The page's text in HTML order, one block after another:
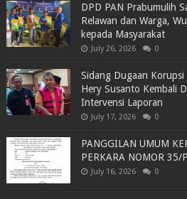
DPD PAN Prabumulih
Relawan dan Warga,
kepada Masyarakat
July 26, 2026 0
Sidang Dugaan
Hery Susanto Kembali
Intervensi Laporan
July 17, 2026 0
PANGGILAN UMUM
PERKARA NOMOR
July 16, 2026 0